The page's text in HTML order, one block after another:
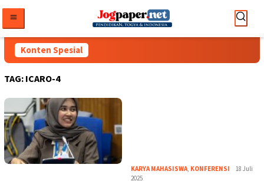
konten
Konten Spesial
TAG: ICARO-4
KARYA MAHASISWA, KONFERENSI Heri18 Juli
2025